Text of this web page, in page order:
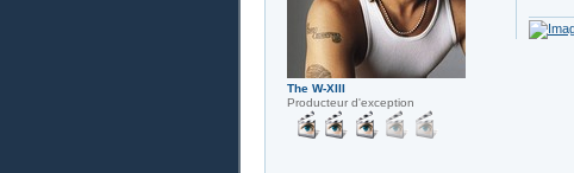
The W-XIII
Producteur d'exception